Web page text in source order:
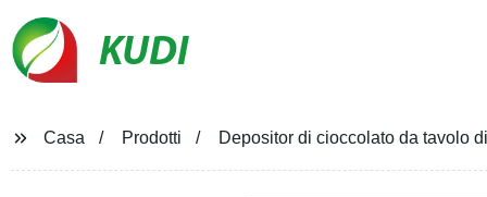
KUDI
Casa Prodotti Depositor di cioccolato da tavolo